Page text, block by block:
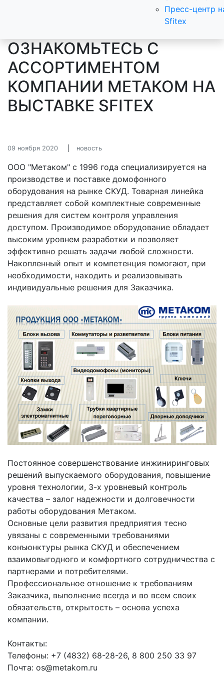
Пресс-центр
Sfitex
ОЗНАКОМЬТЕСЬ С
АССОРТИМЕНТОМ
КОМПАНИИ МЕТАКОМ НА
ВЫСТАВКЕ SFITEX
09 ноября 2020 новость
ООО "Метаком" с 1996 года специализируется на
производстве и поставке домофонного
оборудования на рынке СКУД. Товарная линейка
представляет собой комплектные современные
решения для систем контроля управления
доступом. Производимое оборудование обладает
высоким уровнем разработки и позволяет
эффективно решать задачи любой сложности.
Накопленный опыт и компетенция помогают, при
необходимости, находить и реализовывать
индивидуальные решения для Заказчика.
Постоянное совершенствование инжиниринговых
решений выпускаемого оборудования, повышение
уровня технологии, 3-х уровневый контроль
качества – залог надежности и долговечности
работы оборудования Метаком.
Основные цели развития предприятия тесно
увязаны с современными требованиями
конъюнктуры рынка СКУД и обеспечением
взаимовыгодного и комфортного сотрудничества с
партнерами и потребителями.
Профессиональное отношение к требованиям
Заказчика, выполнение всегда и во всем своих
обязательств, открытость – основа успеха
компании.
Контакты:
Телефоны: +7 (4832) 68-28-26, 8 800 250 33 97
Почта: os@metakom.ru